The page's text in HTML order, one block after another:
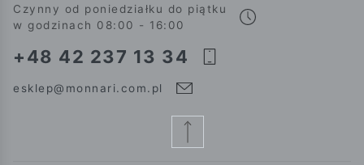
Czynny od poniedziałku do piątku
w godzinach 08:00 - 16:00
+48 42 237 13 34
esklep@monnari.com.pl